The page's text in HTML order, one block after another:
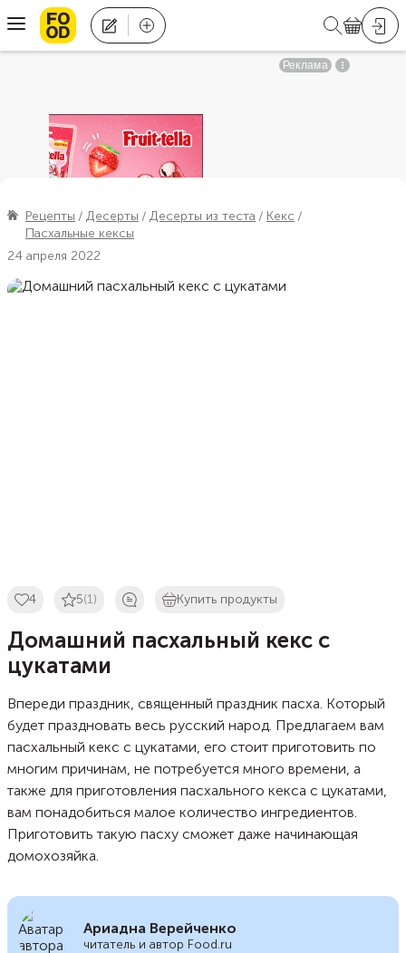
Рецепты Десерты Десерты из теста
Кекс
Пасхальные кексы
24 апреля 2022
4 5(1) Купить продукты
Домашний пасхальный кекс с
цукатами
Впереди праздник, священный праздник пасха. Который
будет праздновать весь русский народ. Предлагаем вам
пасхальный кекс с цукатами, его стоит приготовить по
многим причинам, не потребуется много времени, а
также для приготовления пасхального кекса с цукатами,
вам понадобиться малое количество ингредиентов.
Приготовить такую пасху сможет даже начинающая
домохозяйка.
Ариадна Верейченко
читатель и автор Food.ru